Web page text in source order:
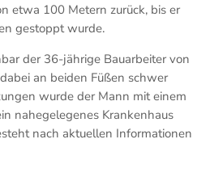
etwa 100 Metern zurück, bis er
gestoppt wurde.
der 36-jährige Bauarbeiter von
an beiden Füßen schwer
wurde der Mann mit einem
nahegelegenes Krankenhaus
nach aktuellen Informationen